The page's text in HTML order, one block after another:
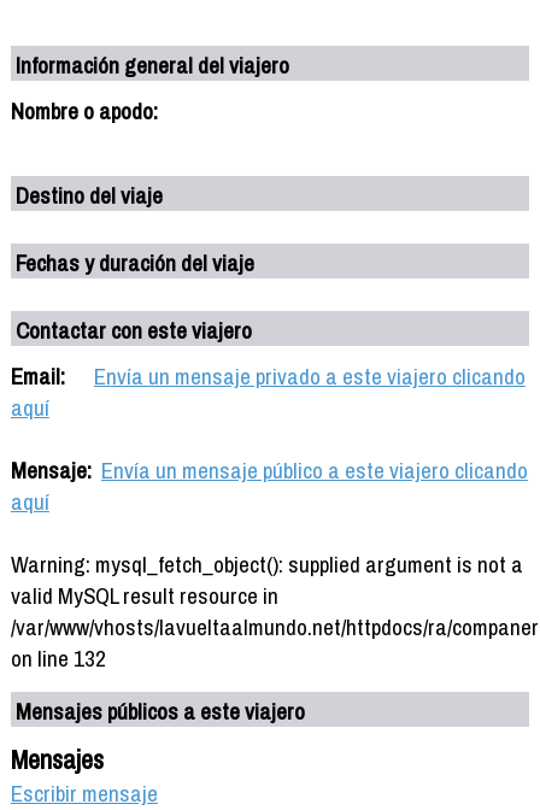
Información general del viajero
Nombre o apodo:
Destino del viaje
Fechas y duración del viaje
Contactar con este viajero
Email:
Envía un mensaje privado a este viajero clicando
aquí
Mensaje: Envía un mensaje público a este viajero clicando
aquí
Warning: mysql_fetch_object(): supplied argument is not a
valid MySQL result resource in
/var/www/vhosts/lavueltaalmundo.net/httpdocs/ra/
on line 132
Mensajes públicos a este viajero
Mensajes
Escribir mensaje